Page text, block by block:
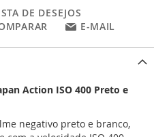
DE DESEJOS
E-MAIL
Action ISO 400 Preto e
negativo preto e branco,